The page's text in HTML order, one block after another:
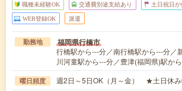
職種未経験OK 交通費別途支給あり 土日祝日が
WEB登録OK 派遣
勤務地 福岡県行橋市
行橋駅から---分／南行橋駅から---分／
川河童駅から---分／豊津(福岡県)駅か
曜日頻度 週2日～5日OK（月～金） ★土日休